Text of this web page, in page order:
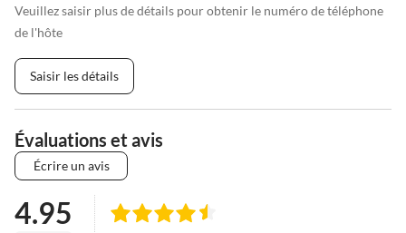
Veuillez saisir plus de détails pour obtenir le numéro de téléphone
de l'hôte
Saisir les détails
Évaluations et avis
Écrire un avis
4.95